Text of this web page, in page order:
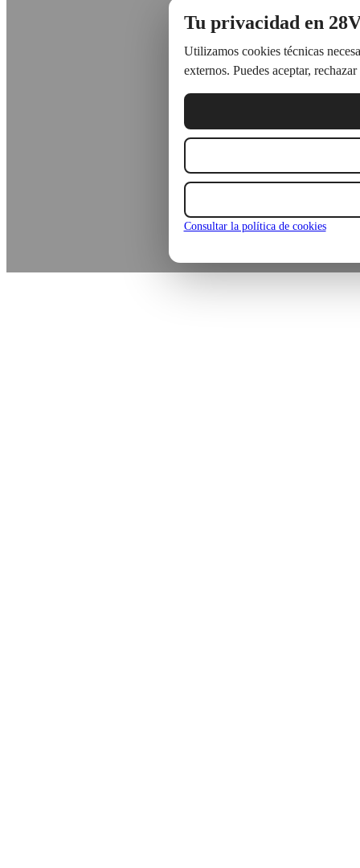
Tu privacidad en
Utilizamos cookies técnicas
externos. Puedes aceptar,
Consultar la política de cookies